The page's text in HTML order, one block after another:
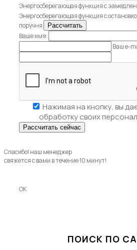
Энергосберегающая функция с
Энергосберегающая функция с
поручня
Ваше имя:
Ваш e-
Нажимая на кнопку, вы
обработку своих
Спасибо! наш менеджер
свяжется с вами в течение 10 минут!
OK
ПОИСК ПО